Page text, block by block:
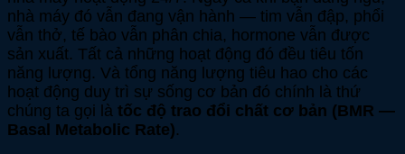
nhà máy đó vẫn đang vận hành — tim vẫn đập, phổi
vẫn thở, tế bào vẫn phân chia, hormone vẫn được
sản xuất. Tất cả những hoạt động đó đều tiêu tốn
năng lượng. Và tổng năng lượng tiêu hao cho các
hoạt động duy trì sự sống cơ bản đó chính là thứ
chúng ta gọi là tốc độ trao đổi chất cơ bản (BMR —
Basal Metabolic Rate).